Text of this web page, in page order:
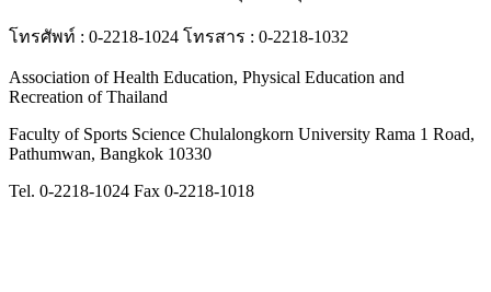
โทรศัพท์ : 0-2218-1024 โทรสาร : 0-2218-1032
Association of Health Education, Physical Education and
Recreation of Thailand
Faculty of Sports Science Chulalongkorn University Rama 1 Road,
Pathumwan, Bangkok 10330
Tel. 0-2218-1024 Fax 0-2218-1018